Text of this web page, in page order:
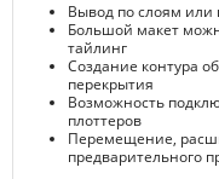
Вывод по слоям или
Большой макет
тайлинг
Создание контура
перекрытия
Возможность
плоттеров
Перемещение,
предварительного